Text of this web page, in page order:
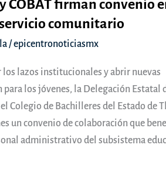
COBAT firman convenio
comunitario
/epicentronoticiasmx
lazos institucionales y abrir nuevas
los jóvenes, la Delegación Estatal
Colegio de Bachilleres del Estado de
un convenio de colaboración que
administrativo del subsistema